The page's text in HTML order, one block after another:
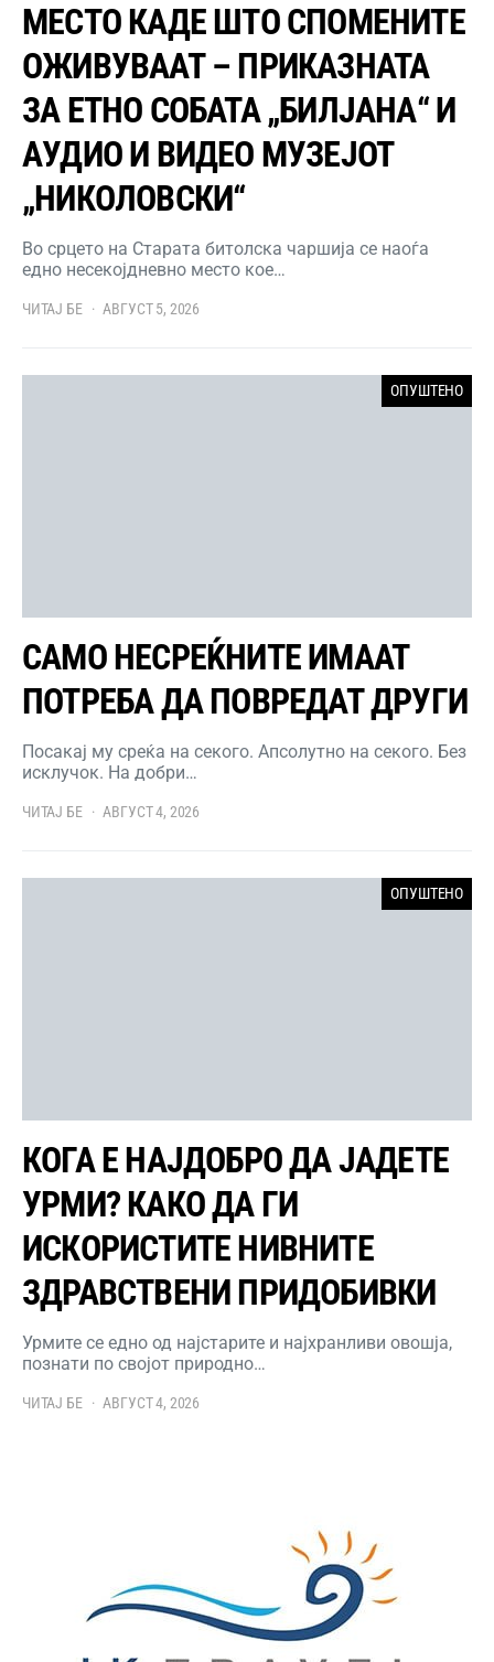
МЕСТО КАДЕ ШТО СПОМЕНИТЕ
ОЖИВУВААТ – ПРИКАЗНАТА
ЗА ЕТНО СОБАТА „БИЛЈАНА“ И
АУДИО И ВИДЕО МУЗЕЈОТ
„НИКОЛОВСКИ“
Во срцето на Старата битолска чаршија се наоѓа
едно несекојдневно место кое…
ЧИТАЈ БЕ АВГУСТ 5, 2026
ОПУШТЕНО
САМО НЕСРЕЌНИТЕ ИМААТ
ПОТРЕБА ДА ПОВРЕДАТ ДРУГИ
Посакај му среќа на секого. Апсолутно на секого. Без
исклучок. На добри…
ЧИТАЈ БЕ АВГУСТ 4, 2026
ОПУШТЕНО
КОГА Е НАЈДОБРО ДА ЈАДЕТЕ
УРМИ? КАКО ДА ГИ
ИСКОРИСТИТЕ НИВНИТЕ
ЗДРАВСТВЕНИ ПРИДОБИВКИ
Урмите се едно од најстарите и најхранливи овошја,
познати по својот природно…
ЧИТАЈ БЕ АВГУСТ 4, 2026